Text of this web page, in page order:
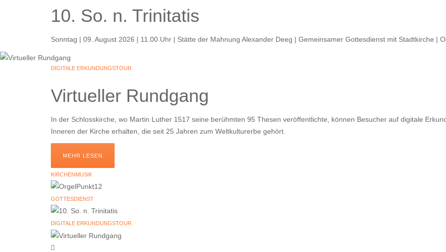
10. So. n. Trinitatis
Sonntag | 09. August 2026 | 11.00 Uhr | Stätte der Mahnung Alexander Deeg | Gemeinsamer Gottesdienst mit Stadtkirche |
DIGITALE ERKUNDUNGSTOUR
Virtueller Rundgang
In der Schlosskirche, wo Martin Luther 1517 seine berühmten 95 Thesen veröffentlichte, können Besucher auf digitale
Inneren der Kirche erhalten, die seit 25 Jahren zum Weltkulturerbe gehört.
MEHR LESEN
KIRCHENMUSIK
GOTTESDIENST
DIGITALE ERKUNDUNGSTOUR